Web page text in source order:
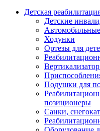
Детская
Детские
Ходунки
Ортезы для
Подушки для
позиционеры
Санки,